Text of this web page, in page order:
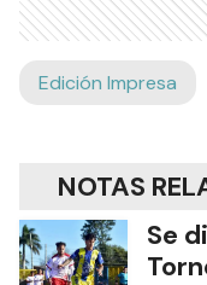
Edición Impresa
NOTAS
Se